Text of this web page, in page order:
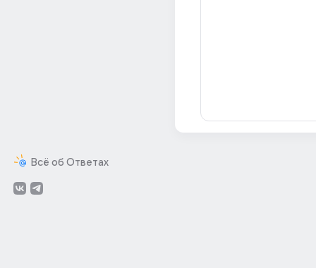
Всё об Ответах